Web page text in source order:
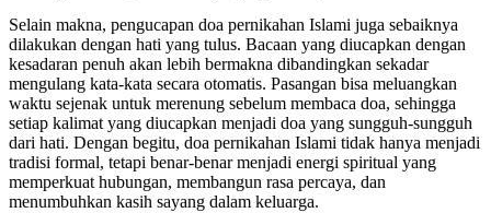
Selain makna, pengucapan doa pernikahan Islami juga sebaiknya
dilakukan dengan hati yang tulus. Bacaan yang diucapkan dengan
kesadaran penuh akan lebih bermakna dibandingkan sekadar
mengulang kata-kata secara otomatis. Pasangan bisa meluangkan
waktu sejenak untuk merenung sebelum membaca doa, sehingga
setiap kalimat yang diucapkan menjadi doa yang sungguh-sungguh
dari hati. Dengan begitu, doa pernikahan Islami tidak hanya menjadi
tradisi formal, tetapi benar-benar menjadi energi spiritual yang
memperkuat hubungan, membangun rasa percaya, dan
menumbuhkan kasih sayang dalam keluarga.